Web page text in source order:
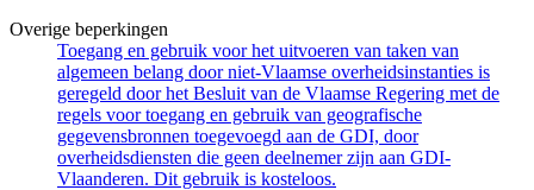
Overige beperkingen
Toegang en gebruik voor het uitvoeren van taken van
algemeen belang door niet-Vlaamse overheidsinstanties is
geregeld door het Besluit van de Vlaamse Regering met de
regels voor toegang en gebruik van geografische
gegevensbronnen toegevoegd aan de GDI, door
overheidsdiensten die geen deelnemer zijn aan GDI-
Vlaanderen. Dit gebruik is kosteloos.